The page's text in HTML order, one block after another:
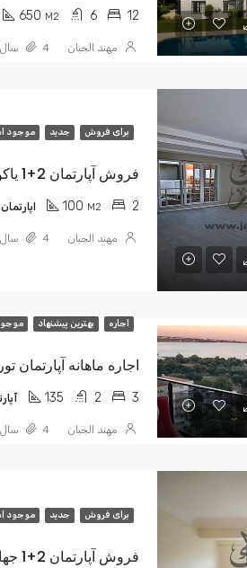
12
6
650 M2
مهند الجبان 4 سال ago
برای فروش جديد موجود
فروش آپارتمان 2+1 یاکوبلو 1550000 لیر
2
100 M2 اپارتمان
مهند الجبان 4 سال ago
اجاره بهترین پیشنهاد
3
2
135
مهند الجبان 4 سال ago
برای فروش جديد موجود
فروش آپارتمان 2+1 جهانگیر 82000 لیر